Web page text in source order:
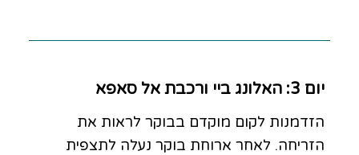
יום 3: האלונג ביי ורכבת אל סאפא
הזדמנות לקום מוקדם בבוקר לראות את
הזריחה. לאחר ארוחת בוקר נעלה לתצפית